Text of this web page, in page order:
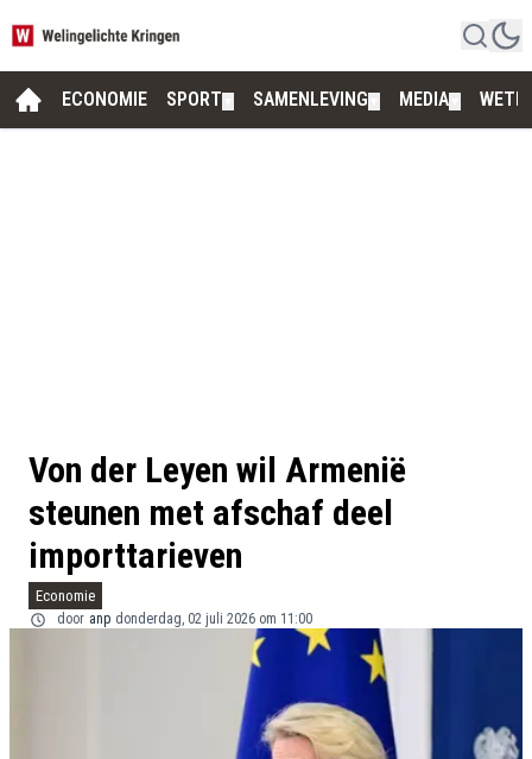
ECONOMIE SPORT SAMENLEVING MEDIA
Von der Leyen wil Armenië
steunen met afschaf deel
importtarieven
Economie
door anp donderdag, 02 juli 2026 om 11:00